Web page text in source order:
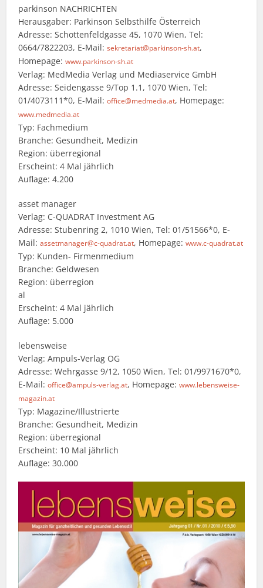
parkinson NACHRICHTEN
Herausgaber: Parkinson Selbsthilfe Österreich
Adresse: Schottenfeldgasse 45, 1070 Wien, Tel:
0664/7822203, E-Mail:sekretariat@parkinson-sh.at,
Homepage:www.parkinson-sh.at
Verlag: MedMedia Verlag und Mediaservice GmbH
Adresse: Seidengasse 9/Top 1.1, 1070 Wien, Tel:
01/4073111*0, E-Mail:office@medmedia.at, Homepage:
www.medmedia.at
Typ: Fachmedium
Branche: Gesundheit, Medizin
Region: überregional
Erscheint: 4 Mal jährlich
Auflage: 4.200
asset manager
Verlag: C-QUADRAT Investment AG
Adresse: Stubenring 2, 1010 Wien, Tel: 01/51566*0, E-
Mail:assetmanager@c-quadrat.at, Homepage:www.c-quadrat.at
Typ: Kunden- Firmenmedium
Branche: Geldwesen
Region: überregion
al
Erscheint: 4 Mal jährlich
Auflage: 5.000
lebensweise
Verlag: Ampuls-Verlag OG
Adresse: Wehrgasse 9/12, 1050 Wien, Tel: 01/9971670*0,
E-Mail:office@ampuls-verlag.at, Homepage:www.lebensweise-
magazin.at
Typ: Magazine/Illustrierte
Branche: Gesundheit, Medizin
Region: überregional
Erscheint: 10 Mal jährlich
Auflage: 30.000